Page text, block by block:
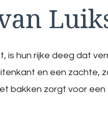
is hun rijke deeg dat
en een zachte,
bakken zorgt voor